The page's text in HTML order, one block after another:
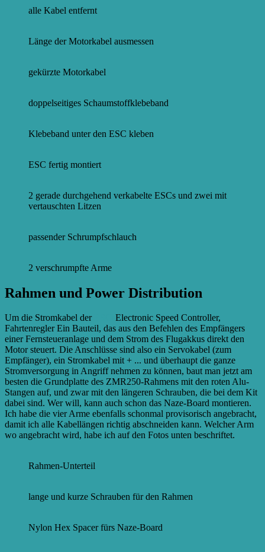
alle Kabel entfernt
Länge der Motorkabel ausmessen
gekürzte Motorkabel
doppelseitiges Schaumstoffklebeband
Klebeband unter den ESC kleben
ESC fertig montiert
2 gerade durchgehend verkabelte ESCs und zwei mit
vertauschten Litzen
passender Schrumpfschlauch
2 verschrumpfte Arme
Rahmen und Power Distribution
Um die Stromkabel der
Electronic Speed Controller,
Fahrtenregler Ein Bauteil, das aus den Befehlen des Empfängers
einer Fernsteueranlage und dem Strom des Flugakkus direkt den
Motor steuert. Die Anschlüsse sind also ein Servokabel (zum
Empfänger), ein Stromkabel mit + ... und überhaupt die ganze
Stromversorgung in Angriff nehmen zu können, baut man jetzt am
besten die Grundplatte des ZMR250-Rahmens mit den roten Alu-
Stangen auf, und zwar mit den längeren Schrauben, die bei dem Kit
dabei sind. Wer will, kann auch schon das Naze-Board montieren.
Ich habe die vier Arme ebenfalls schonmal provisorisch angebracht,
damit ich alle Kabellängen richtig abschneiden kann. Welcher Arm
wo angebracht wird, habe ich auf den Fotos unten beschriftet.
Rahmen-Unterteil
lange und kurze Schrauben für den Rahmen
Nylon Hex Spacer fürs Naze-Board